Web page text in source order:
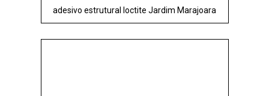
adesivo estrutural loctite Jardim Marajoara